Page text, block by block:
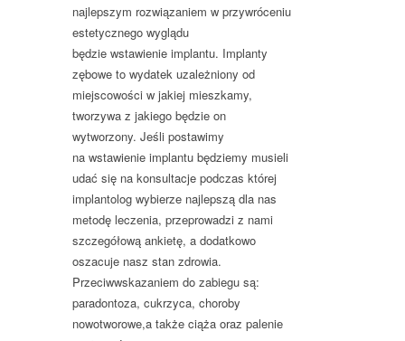
najlepszym rozwiązaniem w przywróceniu
estetycznego wyglądu
będzie wstawienie implantu. Implanty
zębowe to wydatek uzależniony od
miejscowości w jakiej mieszkamy,
tworzywa z jakiego będzie on
wytworzony. Jeśli postawimy
na wstawienie implantu będziemy musieli
udać się na konsultacje podczas której
implantolog wybierze najlepszą dla nas
metodę leczenia, przeprowadzi z nami
szczegółową ankietę, a dodatkowo
oszacuje nasz stan zdrowia.
Przeciwwskazaniem do zabiegu są:
paradontoza, cukrzyca, choroby
nowotworowe,a także ciąża oraz palenie